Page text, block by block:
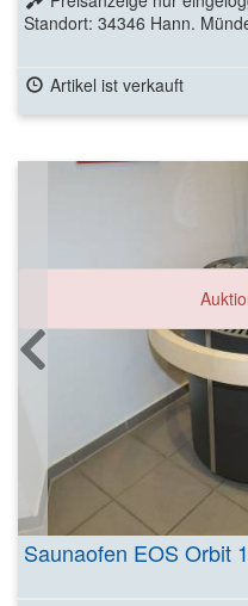
Standort: 34346 Hann.
Artikel ist verkauft
Saunaofen EOS Orbit